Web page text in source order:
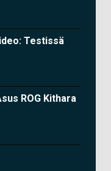
Testissä
ROG Kithara